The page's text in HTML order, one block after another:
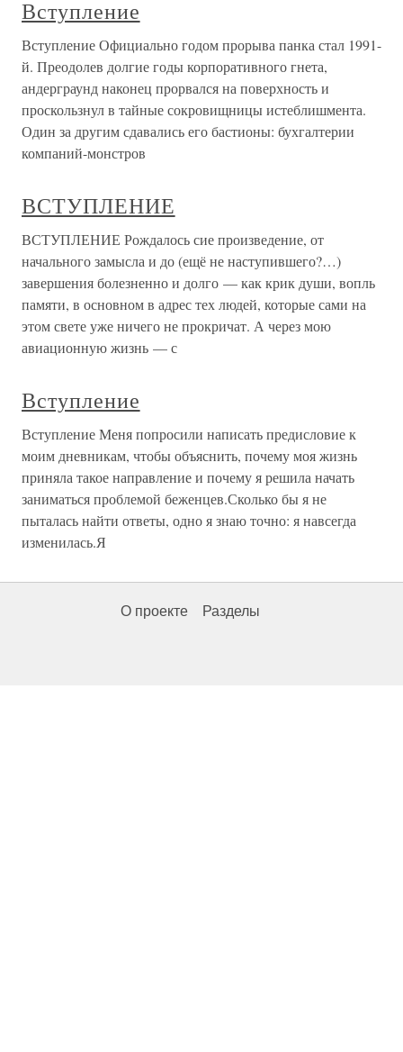
Вступление
Вступление Официально годом прорыва панка стал 1991-
й. Преодолев долгие годы корпоративного гнета,
андерграунд наконец прорвался на поверхность и
проскользнул в тайные сокровищницы истеблишмента.
Один за другим сдавались его бастионы: бухгалтерии
компаний-монстров
ВСТУПЛЕНИЕ
ВСТУПЛЕНИЕ Рождалось сие произведение, от
начального замысла и до (ещё не наступившего?…)
завершения болезненно и долго — как крик души, вопль
памяти, в основном в адрес тех людей, которые сами на
этом свете уже ничего не прокричат. А через мою
авиационную жизнь — с
Вступление
Вступление Меня попросили написать предисловие к
моим дневникам, чтобы объяснить, почему моя жизнь
приняла такое направление и почему я решила начать
заниматься проблемой беженцев.Сколько бы я не
пыталась найти ответы, одно я знаю точно: я навсегда
изменилась.Я
О проекте Разделы